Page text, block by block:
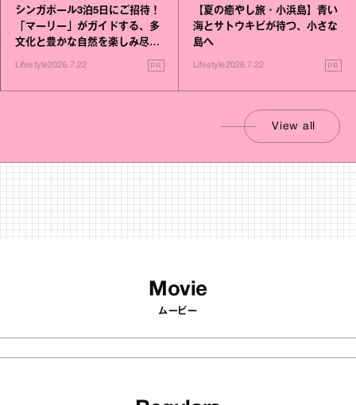
シンガポール3泊5日にご招待！
「マーリー」がガイドする、多
文化と豊かな自然を楽しみ尽く
す旅
Lifestyle2026.7.22 PR
【夏の癒やし旅・小浜島】青い
海とサトウキビが待つ、小さな
島へ
Lifestyle2026.7.22 PR
View all
Movie
ムービー